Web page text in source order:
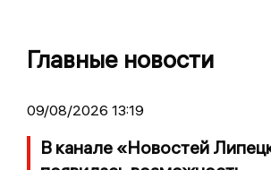
Главные новости
09/08/2026 13:19
В канале «Новостей